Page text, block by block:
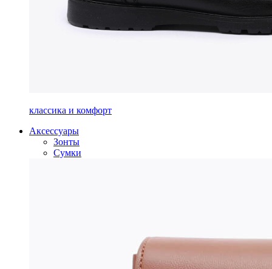
классика и комфорт
Аксессуары
Зонты
Сумки